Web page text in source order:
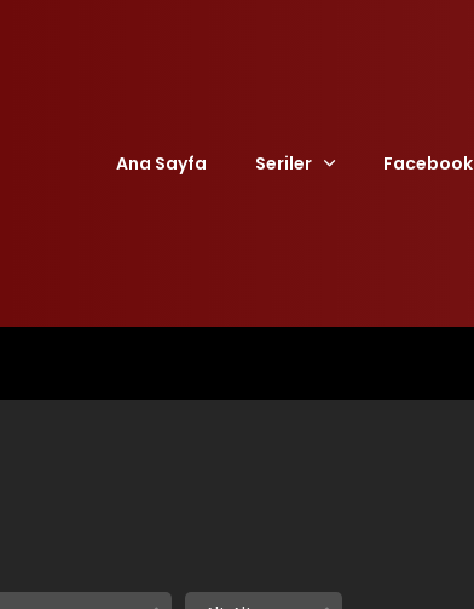
Ana Sayfa Seriler Facebook